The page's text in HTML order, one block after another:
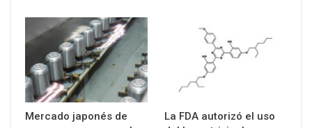
Mercado japonés de
La FDA autorizó el uso